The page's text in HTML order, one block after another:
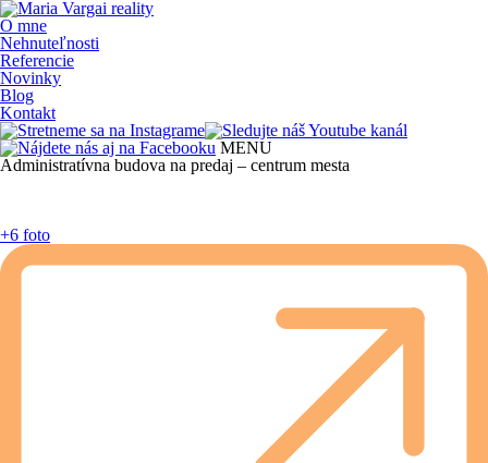
O mne
Nehnuteľnosti
Referencie
Novinky
Blog
Kontakt
MENU
Administratívna budova na predaj – centrum mesta
+6 foto